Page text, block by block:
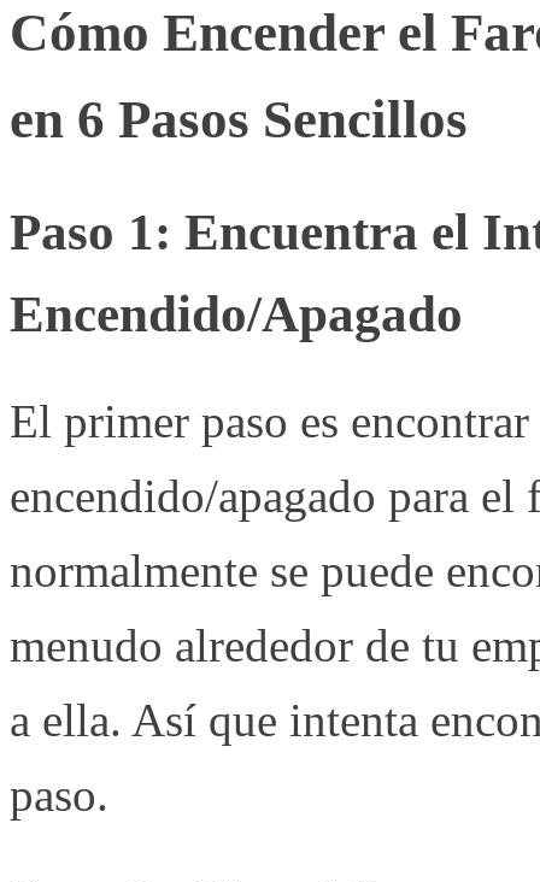
Cómo Encender el
en 6 Pasos Sencillos
Paso 1: Encuentra el
Encendido/Apagado
El primer paso es
encendido/apagado para
normalmente se puede
menudo alrededor de tu
a ella. Así que intenta
paso.